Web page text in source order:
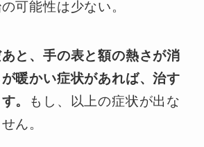
可能性は少ない。
と、手の表と額の熱さが消
暖かい症状があれば、治す
。
もし、以上の症状が出な
ん。